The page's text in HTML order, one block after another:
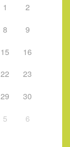
1
2
8
9
15
16
22
23
29
30
5 6